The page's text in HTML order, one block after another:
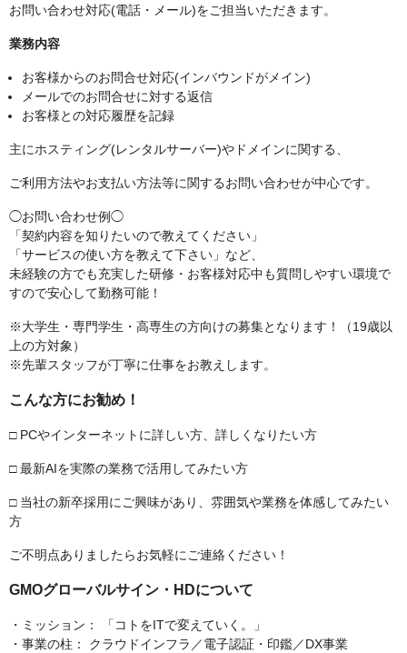
お問い合わせ対応(電話・メール)をご担当いただきます。
業務内容
お客様からのお問合せ対応(インバウンドがメイン)
メールでのお問合せに対する返信
お客様との対応履歴を記録
主にホスティング(レンタルサーバー)やドメインに関する、
ご利用方法やお支払い方法等に関するお問い合わせが中心です。
◯お問い合わせ例◯
「契約内容を知りたいので教えてください」
「サービスの使い方を教えて下さい」など、
未経験の方でも充実した研修・お客様対応中も質問しやすい環境で
すので安心して勤務可能！
※大学生・専門学生・高専生の方向けの募集となります！（19歳以
上の方対象）
※先輩スタッフが丁寧に仕事をお教えします。
こんな方にお勧め！
□ PCやインターネットに詳しい方、詳しくなりたい方
□ 最新AIを実際の業務で活用してみたい方
□ 当社の新卒採用にご興味があり、雰囲気や業務を体感してみたい
方
ご不明点ありましたらお気軽にご連絡ください！
GMOグローバルサイン・HDについて
・ミッション： 「コトをITで変えていく。」
・事業の柱： クラウドインフラ／電子認証・印鑑／DX事業